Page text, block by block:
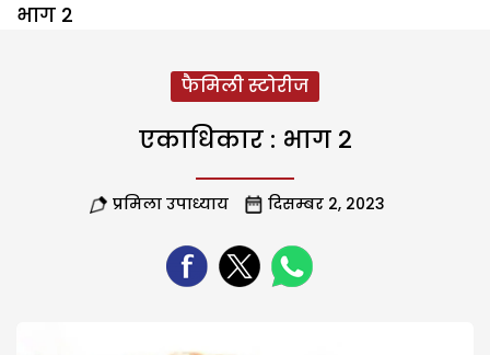
भाग 2
फैमिली स्टोरीज
एकाधिकार : भाग 2
प्रमिला उपाध्याय दिसम्बर 2, 2023